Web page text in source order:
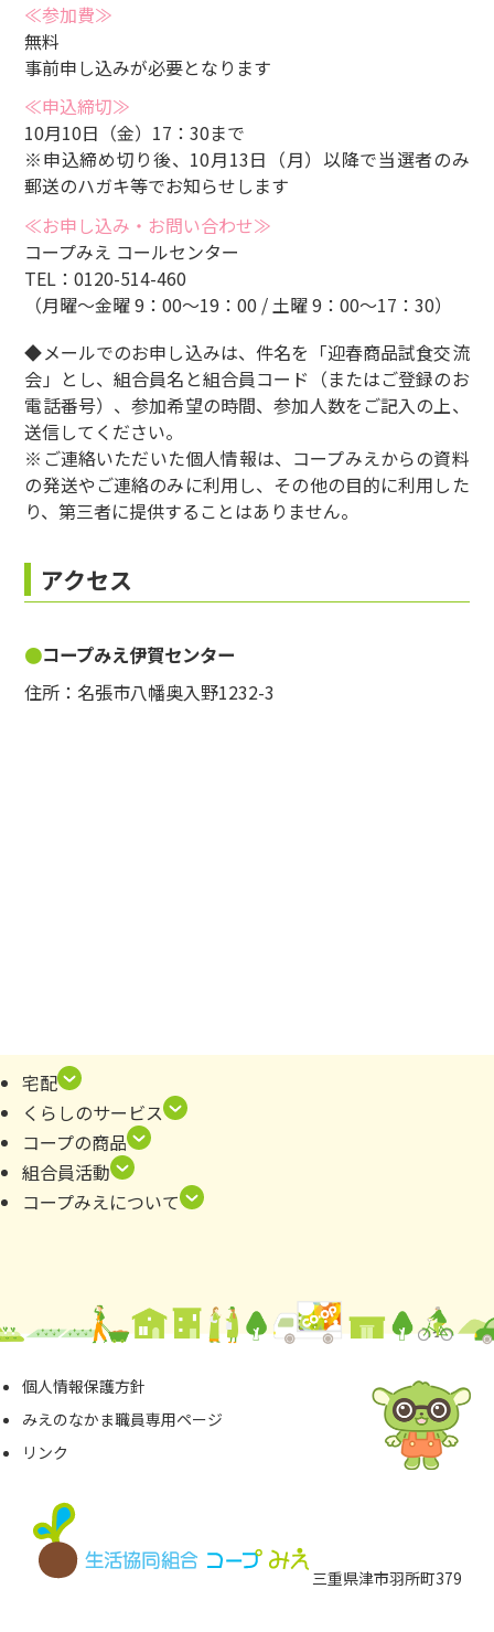
≪参加費≫
無料
事前申し込みが必要となります
≪申込締切≫
10月10日（金）17：30まで
※申込締め切り後、10月13日（月）以降で当選者のみ
郵送のハガキ等でお知らせします
≪お申し込み・お問い合わせ≫
コープみえ コールセンター
TEL：0120-514-460
（月曜～金曜 9：00～19：00 / 土曜 9：00～17：30）
◆メールでのお申し込みは、件名を「迎春商品試食交流
会」とし、組合員名と組合員コード（またはご登録のお
電話番号）、参加希望の時間、参加人数をご記入の上、
送信してください。
※ご連絡いただいた個人情報は、コープみえからの資料
の発送やご連絡のみに利用し、その他の目的に利用した
り、第三者に提供することはありません。
アクセス
コープみえ伊賀センター
住所：名張市八幡奥入野1232-3
宅配
くらしのサービス
コープの商品
組合員活動
コープみえについて
三重県津市⽻所町379
個⼈情報保護⽅針
みえのなかま職員専⽤ページ
リンク